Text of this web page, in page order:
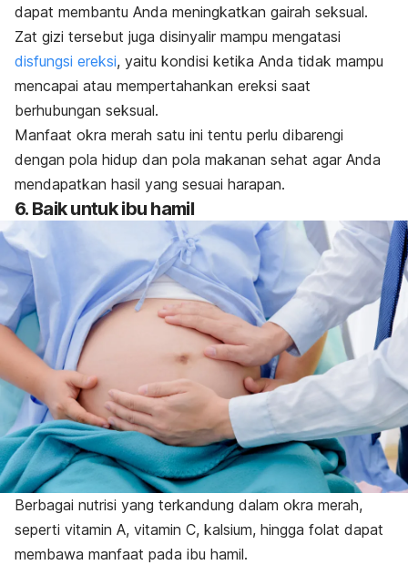
dapat membantu Anda meningkatkan gairah seksual.
Zat gizi tersebut juga disinyalir mampu mengatasi
disfungsi ereksi, yaitu kondisi ketika Anda tidak mampu
mencapai atau mempertahankan ereksi saat
berhubungan seksual.
Manfaat okra merah satu ini tentu perlu dibarengi
dengan pola hidup dan pola makanan sehat agar Anda
mendapatkan hasil yang sesuai harapan.
6. Baik untuk ibu hamil
Berbagai nutrisi yang terkandung dalam okra merah,
seperti vitamin A, vitamin C, kalsium, hingga folat dapat
membawa manfaat pada ibu hamil.